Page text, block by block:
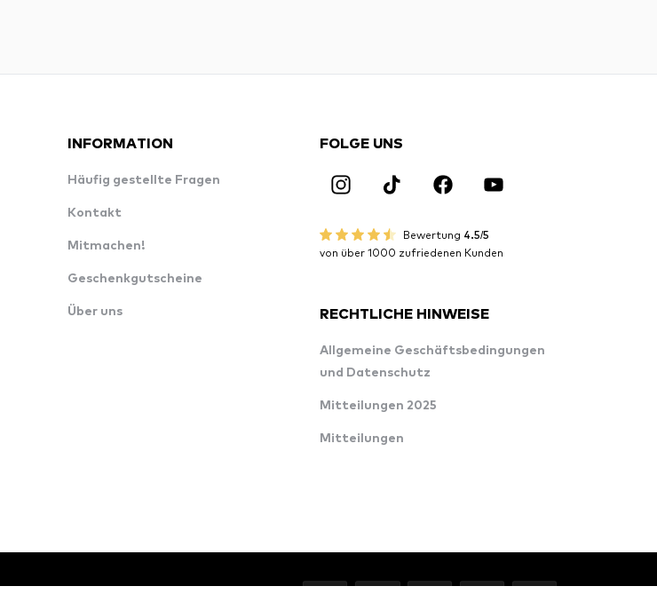
INFORMATION
Häufig gestellte Fragen
Kontakt
Mitmachen!
Geschenkgutscheine
Über uns
FOLGE UNS
Bewertung 4.5/5
von über 1000 zufriedenen Kunden
RECHTLICHE HINWEISE
Allgemeine Geschäftsbedingungen
und Datenschutz
Mitteilungen 2025
Mitteilungen